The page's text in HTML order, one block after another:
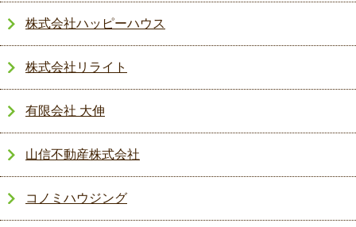
株式会社ハッピーハウス
株式会社リライト
有限会社 大伸
山信不動産株式会社
コノミハウジング